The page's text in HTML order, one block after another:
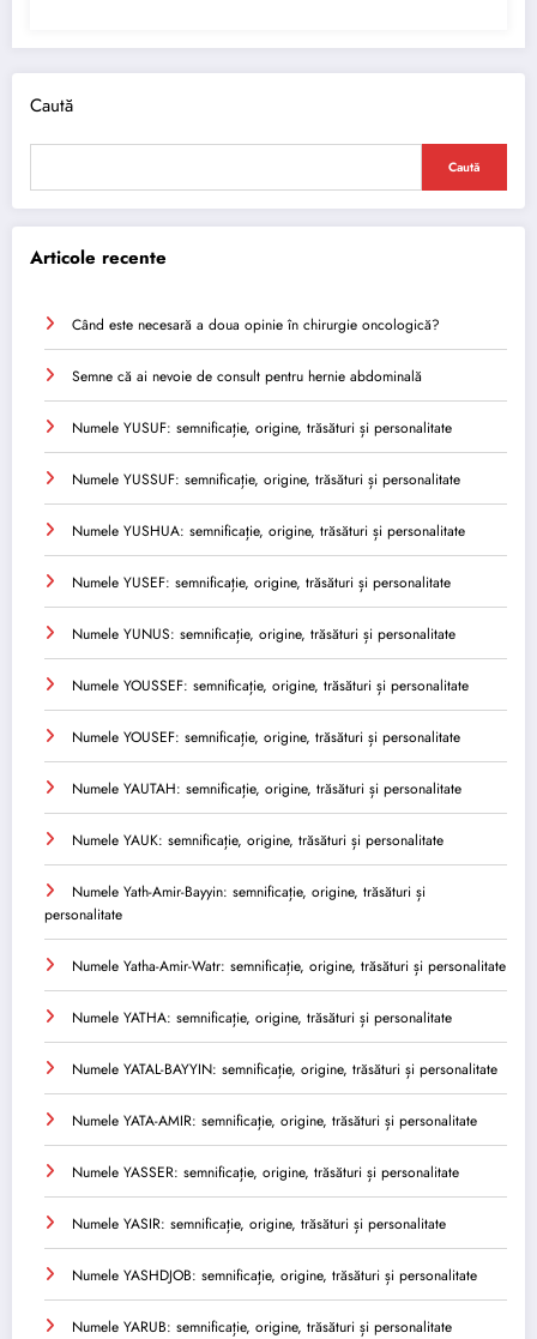
Caută
Caută
Articole recente
Când este necesară a doua opinie în chirurgie oncologică?
Semne că ai nevoie de consult pentru hernie abdominală
Numele YUSUF: semnificație, origine, trăsături și personalitate
Numele YUSSUF: semnificație, origine, trăsături și personalitate
Numele YUSHUA: semnificație, origine, trăsături și personalitate
Numele YUSEF: semnificație, origine, trăsături și personalitate
Numele YUNUS: semnificație, origine, trăsături și personalitate
Numele YOUSSEF: semnificație, origine, trăsături și personalitate
Numele YOUSEF: semnificație, origine, trăsături și personalitate
Numele YAUTAH: semnificație, origine, trăsături și personalitate
Numele YAUK: semnificație, origine, trăsături și personalitate
Numele Yath-Amir-Bayyin: semnificație, origine, trăsături și
personalitate
Numele Yatha-Amir-Watr: semnificație, origine, trăsături și personalitate
Numele YATHA: semnificație, origine, trăsături și personalitate
Numele YATAL-BAYYIN: semnificație, origine, trăsături și personalitate
Numele YATA-AMIR: semnificație, origine, trăsături și personalitate
Numele YASSER: semnificație, origine, trăsături și personalitate
Numele YASIR: semnificație, origine, trăsături și personalitate
Numele YASHDJOB: semnificație, origine, trăsături și personalitate
Numele YARUB: semnificație, origine, trăsături și personalitate